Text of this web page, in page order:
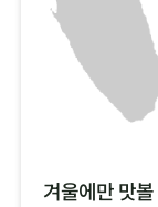
겨울에만 맛